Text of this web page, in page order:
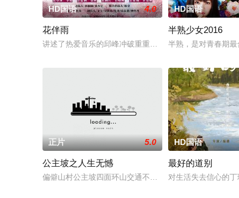
HD国语 4.0
花伴雨
讲述了热爱音乐的邱峰冲破重重阻力，克服种种困难，组
HD国语
半熟少女2016
半熟，是对青春期
正片 5.0
公主坡之人生无憾
偏僻山村公主坡四面环山交通不便，多为留守老人妇女儿
HD国语
最好的道别
对生活失去信心的